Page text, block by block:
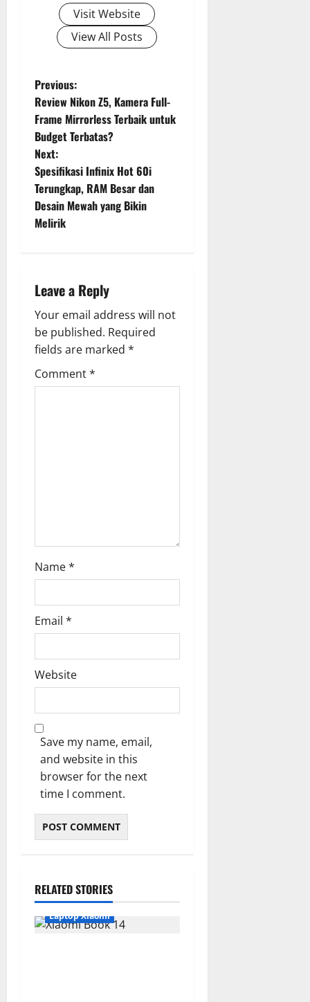
Visit Website
View All Posts
P
o
s
t
n
a
i
g
a
t
Previous:
Review Nikon Z5, Kamera Full-
Frame Mirrorless Terbaik untuk
Budget Terbatas?
Next:
Spesifikasi Infinix Hot 60i
Terungkap, RAM Besar dan
Desain Mewah yang Bikin
Melirik
Leave a Reply
Your email address will not
be published. Required
fields are marked *
Comment*
Name*
Email *
Website
Save my name, email,
and website in this
browser for the next
time I comment.
RELATED STORIES
Laptop Xiaomi